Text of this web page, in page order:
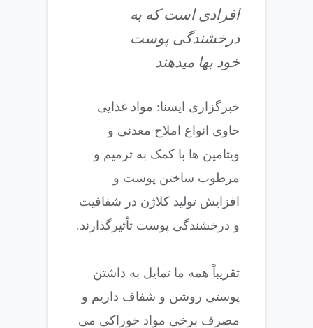
افرادی است که به
درخشندگی پوست
خود بها میدهند
خبرگزاری ایسنا: مواد غذایی
حاوی انواع املاح معدنی و
ویتامین ها با کمک به ترمیم و
مرطوب ساختن پوست و
افزایش تولید کلاژن در شفافیت
و درخشندگی پوست تأثیرگذارند.
تقریباً همه ما تمایل به داشتن
پوستی روشن و شفاف داریم و
مصرف برخی مواد خوراکی می